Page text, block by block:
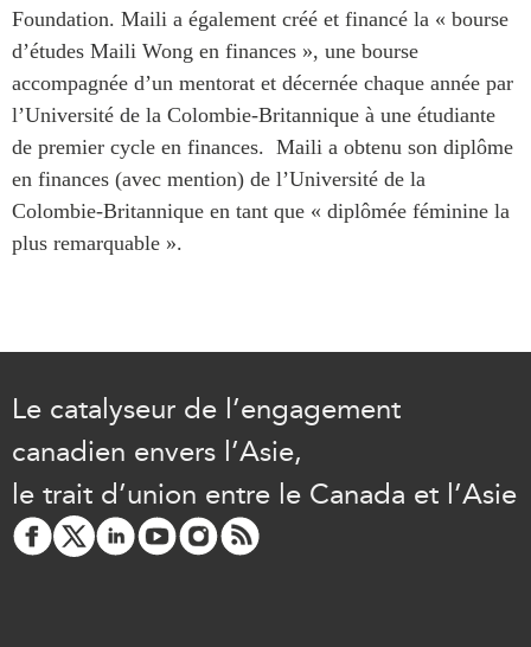
PECC
CSCAP
Partenaires institutionnels
Foundation. Maili a également créé et financé la « bourse
d’études Maili Wong en finances », une bourse
accompagnée d’un mentorat et décernée chaque année par
l’Université de la Colombie-Britannique à une étudiante
de premier cycle en finances. Maili a obtenu son diplôme
en finances (avec mention) de l’Université de la
Colombie-Britannique en tant que « diplômée féminine la
plus remarquable ».
Le catalyseur de l’engagement
canadien envers l’Asie,
le trait d’union entre le Canada et l’Asie